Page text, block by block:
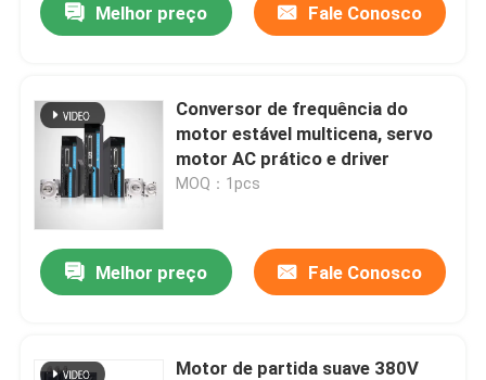
Melhor preço Fale Conosco
Conversor de frequência do
motor estável multicena, servo
motor AC prático e driver
MOQ：1pcs
Melhor preço Fale Conosco
Motor de partida suave 380V